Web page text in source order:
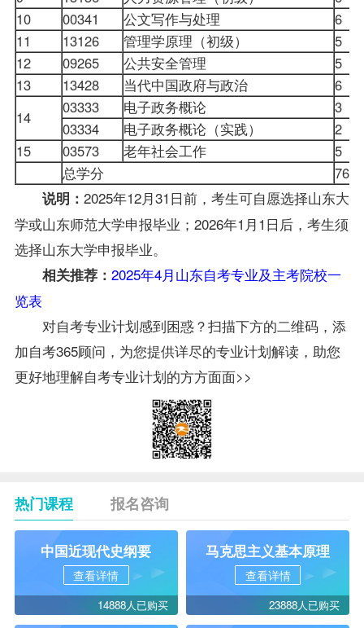
10
00341 公文写作与处理
6
11
13126 管理学原理 （初级）
5
12
09265 公共安全管理
5
13
13428 当代中国政府与政治
6
14
03333 电子政务概论
3
03334
电子政务概论（实践）
2
15
03573 老年社会工作
5
总学分
76
说明： 2025年12月31日前，考生可自愿选择山东大
学或山东师范大学申报毕业；2026年1月1日后，考生须
选择山东大学申报毕业。
相关推荐： 2025年4月山东自考专业及主考院校一
览表
对自考专业计划感到困惑？扫描下方的二维码，添
加自考365顾问，为您提供详尽的专业计划解读，助您
更好地理解自考专业计划的方方面面>>
热门课程 报名咨询
中国近现代史纲要
查看详情
14888人已购买
马克思主义基本原理
查看详情
23888人已购买